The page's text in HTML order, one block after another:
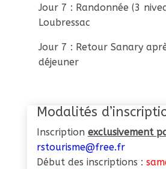
Jour 7 : Randonnée (3
Loubressac
Jour 7 : Retour Sanary
déjeuner
Modalités
Inscription exclusivement
rstourisme@free.fr
Début des inscriptions :